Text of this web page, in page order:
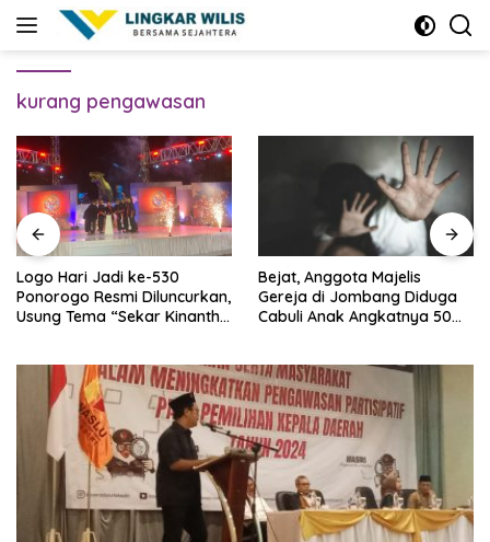
kurang pengawasan
Logo Hari Jadi ke-530
Ponorogo Resmi Diluncurkan,
Usung Tema “Sekar Kinanthi,
Bejat, Anggota Majelis
Gereja di Jombang Diduga
Cabuli Anak Angkatnya 50